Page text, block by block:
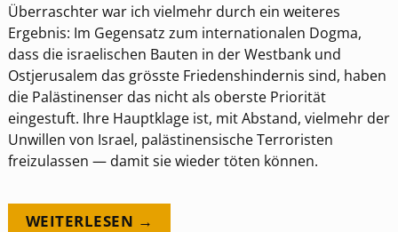
Überraschter war ich vielmehr durch ein weiteres
Ergebnis: Im Gegensatz zum internationalen Dogma,
dass die israelischen Bauten in der Westbank und
Ostjerusalem das grösste Friedenshindernis sind, haben
die Palästinenser das nicht als oberste Priorität
eingestuft. Ihre Hauptklage ist, mit Abstand, vielmehr der
Unwillen von Israel, palästinensische Terroristen
freizulassen — damit sie wieder töten können.
WEITERLESEN →